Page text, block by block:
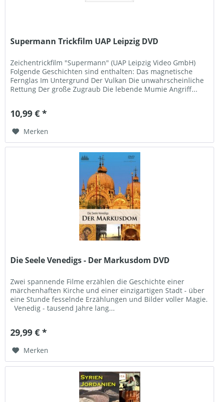
Supermann Trickfilm UAP Leipzig DVD
Zeichentrickfilm "Supermann" (UAP Leipzig Video GmbH)
Folgende Geschichten sind enthalten: Das magnetische
Fernglas Im Untergrund Der Vulkan Die unwahrscheinliche
Rettung Der große Zugraub Die lebende Mumie Angriff...
10,99 € *
Merken
Die Seele Venedigs - Der Markusdom DVD
Zwei spannende Filme erzählen die Geschichte einer
märchenhaften Kirche und einer einzigartigen Stadt - über
eine Stunde fesselnde Erzählungen und Bilder voller Magie.
Venedig - tausend Jahre lang...
29,99 € *
Merken